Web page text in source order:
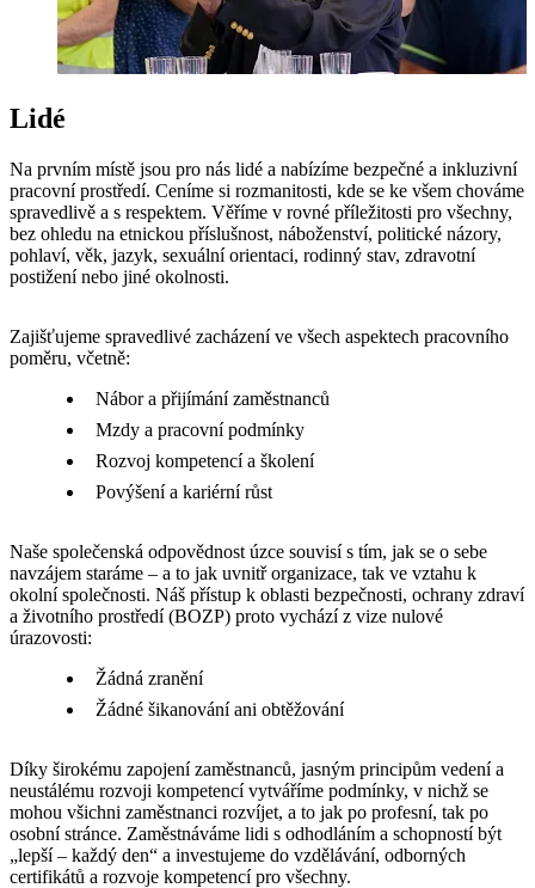
Lidé
Na prvním místě jsou pro nás lidé a nabízíme bezpečné a inkluzivní
pracovní prostředí. Ceníme si rozmanitosti, kde se ke všem chováme
spravedlivě a s respektem. Věříme v rovné příležitosti pro všechny,
bez ohledu na etnickou příslušnost, náboženství, politické názory,
pohlaví, věk, jazyk, sexuální orientaci, rodinný stav, zdravotní
postižení nebo jiné okolnosti.
Zajišťujeme spravedlivé zacházení ve všech aspektech pracovního
poměru, včetně:
Nábor a přijímání zaměstnanců
Mzdy a pracovní podmínky
Rozvoj kompetencí a školení
Povýšení a kariérní růst
Naše společenská odpovědnost úzce souvisí s tím, jak se o sebe
navzájem staráme – a to jak uvnitř organizace, tak ve vztahu k
okolní společnosti. Náš přístup k oblasti bezpečnosti, ochrany zdraví
a životního prostředí (BOZP) proto vychází z vize nulové
úrazovosti:
Žádná zranění
Žádné šikanování ani obtěžování
Díky širokému zapojení zaměstnanců, jasným principům vedení a
neustálému rozvoji kompetencí vytváříme podmínky, v nichž se
mohou všichni zaměstnanci rozvíjet, a to jak po profesní, tak po
osobní stránce. Zaměstnáváme lidi s odhodláním a schopností být
„lepší – každý den“ a investujeme do vzdělávání, odborných
certifikátů a rozvoje kompetencí pro všechny.